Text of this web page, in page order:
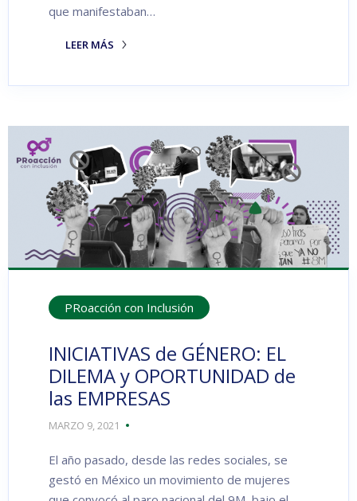
que manifestaban…
LEER MÁS
PRoacción con Inclusión
INICIATIVAS de GÉNERO: EL
DILEMA y OPORTUNIDAD de
las EMPRESAS
MARZO 9, 2021
El año pasado, desde las redes sociales, se
gestó en México un movimiento de mujeres